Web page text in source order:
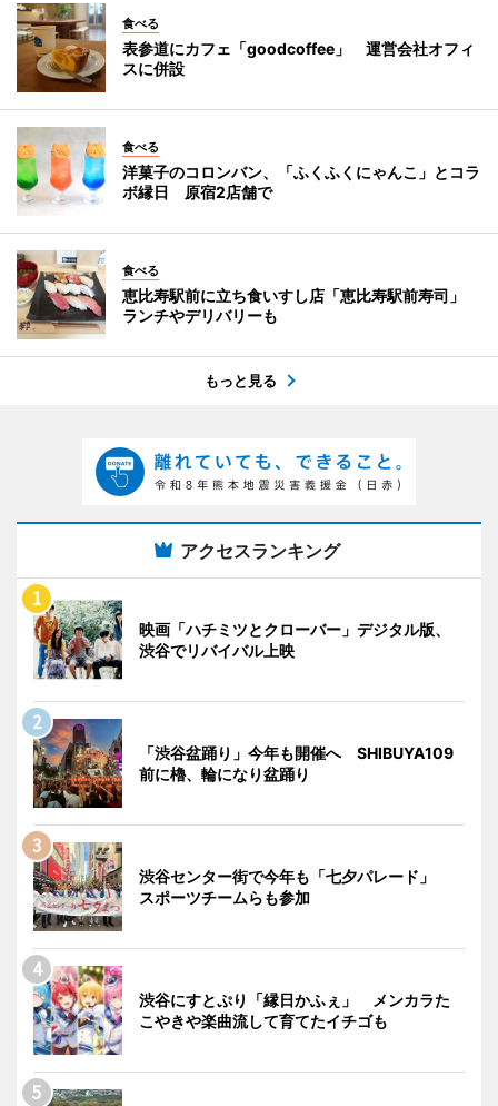
食べる
表参道にカフェ「goodcoffee」 運営会社オフィ
スに併設
食べる
洋菓子のコロンバン、「ふくふくにゃんこ」とコラ
ボ縁日 原宿2店舗で
食べる
恵比寿駅前に立ち食いすし店「恵比寿駅前寿司」
ランチやデリバリーも
もっと見る
アクセスランキング
映画「ハチミツとクローバー」デジタル版、
渋谷でリバイバル上映
「渋谷盆踊り」今年も開催へ SHIBUYA109
前に櫓、輪になり盆踊り
渋谷センター街で今年も「七夕パレード」
スポーツチームらも参加
渋谷にすとぷり「縁日かふぇ」 メンカラた
こやきや楽曲流して育てたイチゴも